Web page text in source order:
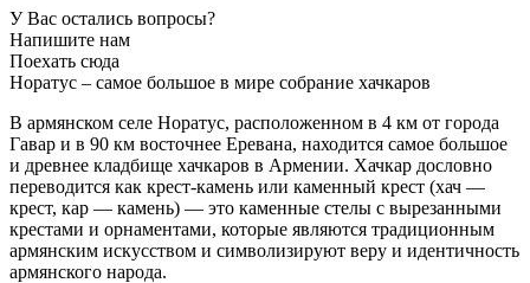
У Вас остались вопросы?
Напишите нам
Поехать сюда
Норатус – самое большое в мире собрание хачкаров
В армянском селе Норатус, расположенном в 4 км от города
Гавар и в 90 км восточнее Еревана, находится самое большое
и древнее кладбище хачкаров в Армении. Хачкар дословно
переводится как крест-камень или каменный крест (хач —
крест, кар — камень) — это каменные стелы с вырезанными
крестами и орнаментами, которые являются традиционным
армянским искусством и символизируют веру и идентичность
армянского народа.